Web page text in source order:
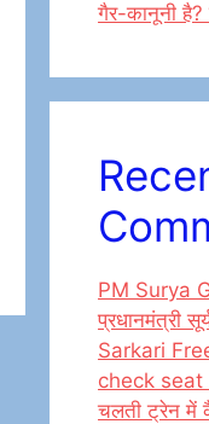
गैर-कानूनी है?
PM Surya
प्रधानमंत्री
Sarkari
check
चलती ट्रेन में